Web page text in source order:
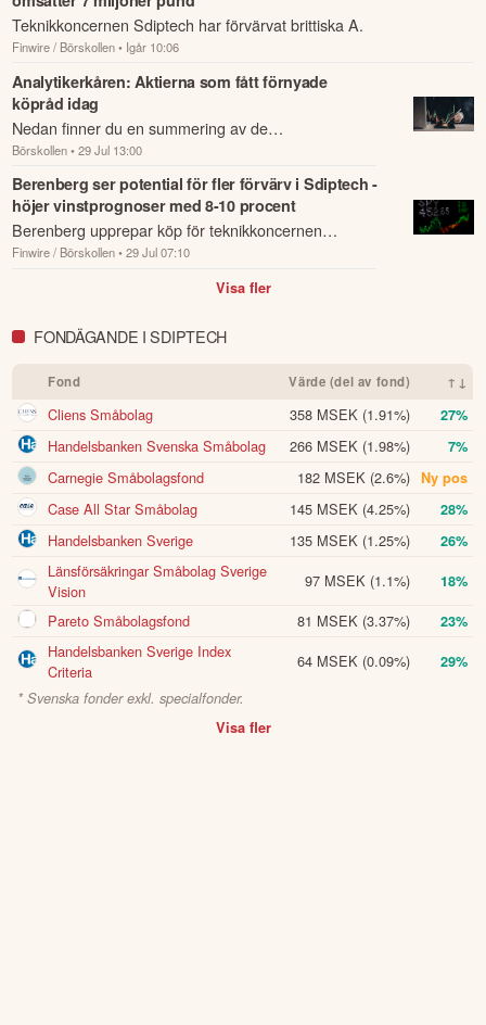
Teknikkoncernen Sdiptech har förvärvat brittiska A.
Finwire / Börskollen • Igår 10:06
Analytikerkåren: Aktierna som fått förnyade
köpråd idag
Nedan finner du en summering av de
analysrekommendationer och riktkursförändringar
som har rapporterats om idag den 29 juli.
Börskollen • 29 Jul 13:00
Berenberg ser potential för fler förvärv i Sdiptech -
höjer vinstprognoser med 8-10 procent
Berenberg upprepar köp för teknikkoncernen
Sdiptech och höjer riktkursen till 290 kronor från 270
Finwire / Börskollen • 29 Jul 07:10
Visa fler
FONDÄGANDE I SDIPTECH
Fond Värde (del av fond) ↑↓
Cliens Småbolag 358 MSEK (1.91%) 27%
Handelsbanken Svenska Småbolag 266 MSEK (1.98%) 7%
Carnegie Småbolagsfond 182 MSEK (2.6%) Ny pos
Case All Star Småbolag 145 MSEK (4.25%) 28%
Handelsbanken Sverige 135 MSEK (1.25%) 26%
Länsförsäkringar Småbolag Sverige
Vision
97 MSEK (1.1%) 18%
Pareto Småbolagsfond 81 MSEK (3.37%) 23%
Handelsbanken Sverige Index
Criteria
64 MSEK (0.09%)
29%
* Svenska fonder exkl. specialfonder.
Visa fler